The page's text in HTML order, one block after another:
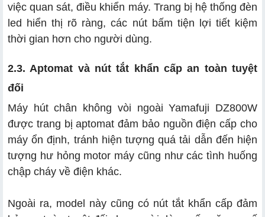
việc quan sát, điều khiển máy. Trang bị hệ thống đèn
led hiển thị rõ ràng, các nút bấm tiện lợi tiết kiệm
thời gian hơn cho người dùng.
2.3. Aptomat và nút tắt khẩn cấp an toàn tuyệt
đối
Máy hút chân không vòi ngoài Yamafuji DZ800W
được trang bị aptomat đảm bảo nguồn điện cấp cho
máy ổn định, tránh hiện tượng quá tải dẫn đến hiện
tượng hư hỏng motor máy cũng như các tình huống
chập cháy về điện khác.
Ngoài ra, model này cũng có nút tắt khẩn cấp đảm